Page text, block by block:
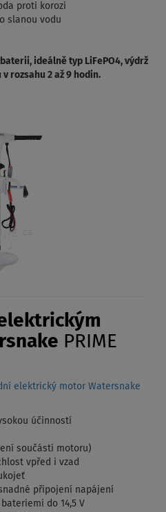
proti korozi
slanou vodu
ideálně typ LiFePO4, výdrž
rozsahu 2 až 9 hodin.
PRIME
elektrický motor Watersnake
účinností
součástí motoru)
vpřed i vzad
připojení napájení
do 14,5 V